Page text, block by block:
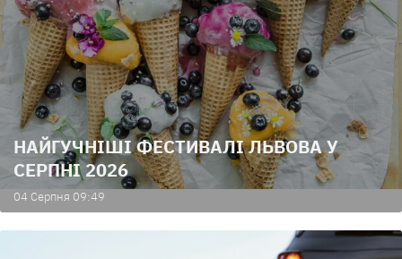
НАЙГУЧНІШІ ФЕСТИВАЛІ ЛЬВОВА У
СЕРПНІ 2026
04 Серпня 09:49